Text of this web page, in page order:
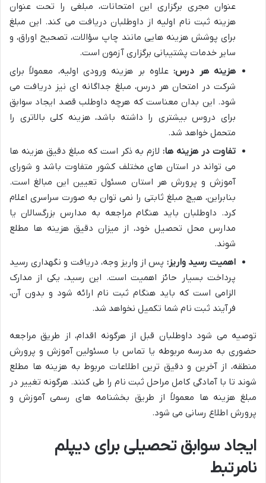
عنوان مجری برگزاری این امتحانات، مبلغی را تحت عنوان
هزینه ثبت نام اولیه از داوطلبان دریافت می کند. این مبلغ
برای پوشش هزینه هایی مانند چاپ سؤالات، تصحیح اوراق، و
سایر خدمات پشتیبانی برگزاری آزمون است.
هزینه هر درس:علاوه بر هزینه ورودی اولیه، معمولاً برای
شرکت در امتحان هر درس، مبلغ جداگانه ای نیز دریافت می
شود. این بدان معناست که هرچه داوطلب قصد ایجاد سوابق
برای دروس بیشتری را داشته باشد، هزینه کلی بالاتری را
متحمل خواهد شد.
تفاوت در هزینه ها:لازم به ذکر است که مبلغ دقیق هزینه ها
می تواند در استان های مختلف کشور متفاوت باشد و شورای
آموزش و پرورش هر استان مسئول تعیین این مبالغ است.
بنابراین، هیچ مبلغ ثابتی را نمی توان به صورت سراسری اعلام
کرد. داوطلبان باید هنگام مراجعه به مدارس بزرگسالان یا
مدارس محل تحصیل خود، از میزان دقیق هزینه ها مطلع
شوند.
اهمیت رسید واریز: پس از واریز وجه، دریافت و نگهداری رسید
پرداخت بسیار حائز اهمیت است. این رسید، یکی از مدارک
الزامی است که باید هنگام ثبت نام ارائه شود و بدون آن،
فرآیند ثبت نام شما تکمیل نخواهد شد.
توصیه می شود داوطلبان قبل از هرگونه اقدام، از طریق مراجعه
حضوری به مدرسه مربوطه یا تماس با مسئولین آموزش و پرورش
منطقه، از آخرین و دقیق ترین اطلاعات مربوط به هزینه ها مطلع
شوند تا با آمادگی کامل مراحل ثبت نام را طی کنند. هرگونه تغییر در
مبلغ هزینه ها معمولاً از طریق بخشنامه های رسمی آموزش و
پرورش اطلاع رسانی می شود.
ایجاد سوابق تحصیلی برای دیپلم
نامرتبط